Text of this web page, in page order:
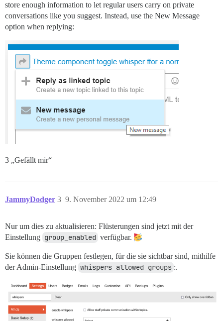
store enough information to let regular users carry on private
conversations like you suggest. Instead, use the New Message
option when replying:
3 „Gefällt mir“
JammyDodger 9. November 2022 um 12:49
3
Nur um dies zu aktualisieren: Flüsterungen sind jetzt mit der
Einstellung group_enabled verfügbar.
Sie können die Gruppen festlegen, für die sie sichtbar sind, mithilfe
der Admin-Einstellung whispers allowed groups :.